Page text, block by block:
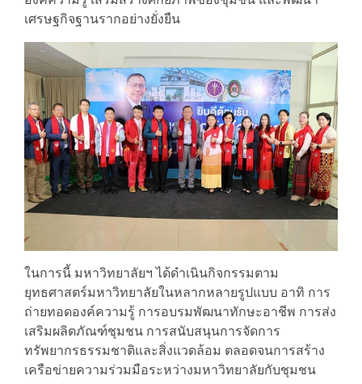
เศรษฐกิจฐานรากอย่างยั่งยืน
ในการนี้ มหาวิทยาลัยฯ ได้ดำเนินกิจกรรมตาม
ยุทธศาสตร์มหาวิทยาลัยในหลากหลายรูปแบบ อาทิ การ
ถ่ายทอดองค์ความรู้ การอบรมพัฒนาทักษะอาชีพ การส่ง
เสริมผลิตภัณฑ์ชุมชน การสนับสนุนการจัดการ
ทรัพยากรธรรมชาติและสิ่งแวดล้อม ตลอดจนการสร้าง
เครือข่ายความร่วมมือระหว่างมหาวิทยาลัยกับชุมชน